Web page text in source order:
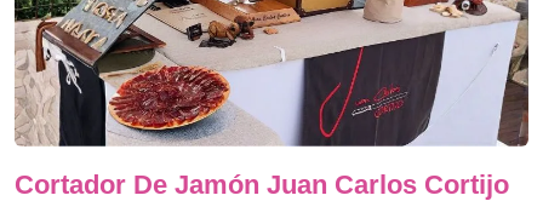
Cortador De Jamón Juan Carlos Cortijo